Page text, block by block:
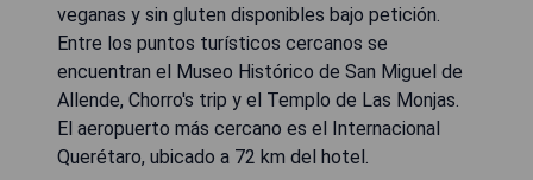
veganas y sin gluten disponibles bajo petición.
Entre los puntos turísticos cercanos se
encuentran el Museo Histórico de San Miguel de
Allende, Chorro's trip y el Templo de Las Monjas.
El aeropuerto más cercano es el Internacional
Querétaro, ubicado a 72 km del hotel.